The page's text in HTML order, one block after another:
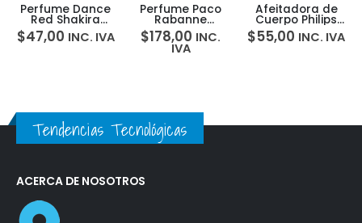
Perfume Dance
Red Shakira
para Mujer 80Ml
$47,00 INC. IVA
Perfume Paco
Rabanne
Phantom
Intense 100ml
Para Hombre
$178,00 INC.
IVA
Afeitadora de
Cuerpo Philips
Norelco
OneBlade
$55,00 INC. IVA
Tendencias Tecnológicas
ACERCA DE NOSOTROS